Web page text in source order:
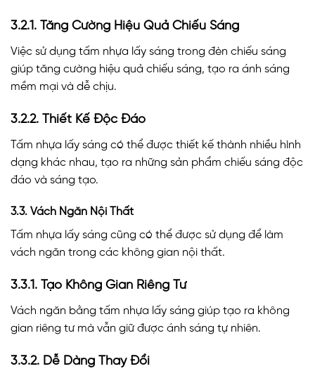
3.2.1. Tăng Cường Hiệu Quả Chiếu Sáng
Việc sử dụng tấm nhựa lấy sáng trong đèn chiếu sáng
giúp tăng cường hiệu quả chiếu sáng, tạo ra ánh sáng
mềm mại và dễ chịu.
3.2.2. Thiết Kế Độc Đáo
Tấm nhựa lấy sáng có thể được thiết kế thành nhiều hình
dạng khác nhau, tạo ra những sản phẩm chiếu sáng độc
đáo và sáng tạo.
3.3. Vách Ngăn Nội Thất
Tấm nhựa lấy sáng cũng có thể được sử dụng để làm
vách ngăn trong các không gian nội thất.
3.3.1. Tạo Không Gian Riêng Tư
Vách ngăn bằng tấm nhựa lấy sáng giúp tạo ra không
gian riêng tư mà vẫn giữ được ánh sáng tự nhiên.
3.3.2. Dễ Dàng Thay Đổi